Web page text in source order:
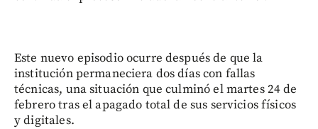
Este nuevo episodio ocurre después de que la
institución permaneciera dos días con fallas
técnicas, una situación que culminó el martes 24 de
febrero tras el apagado total de sus servicios físicos
y digitales.